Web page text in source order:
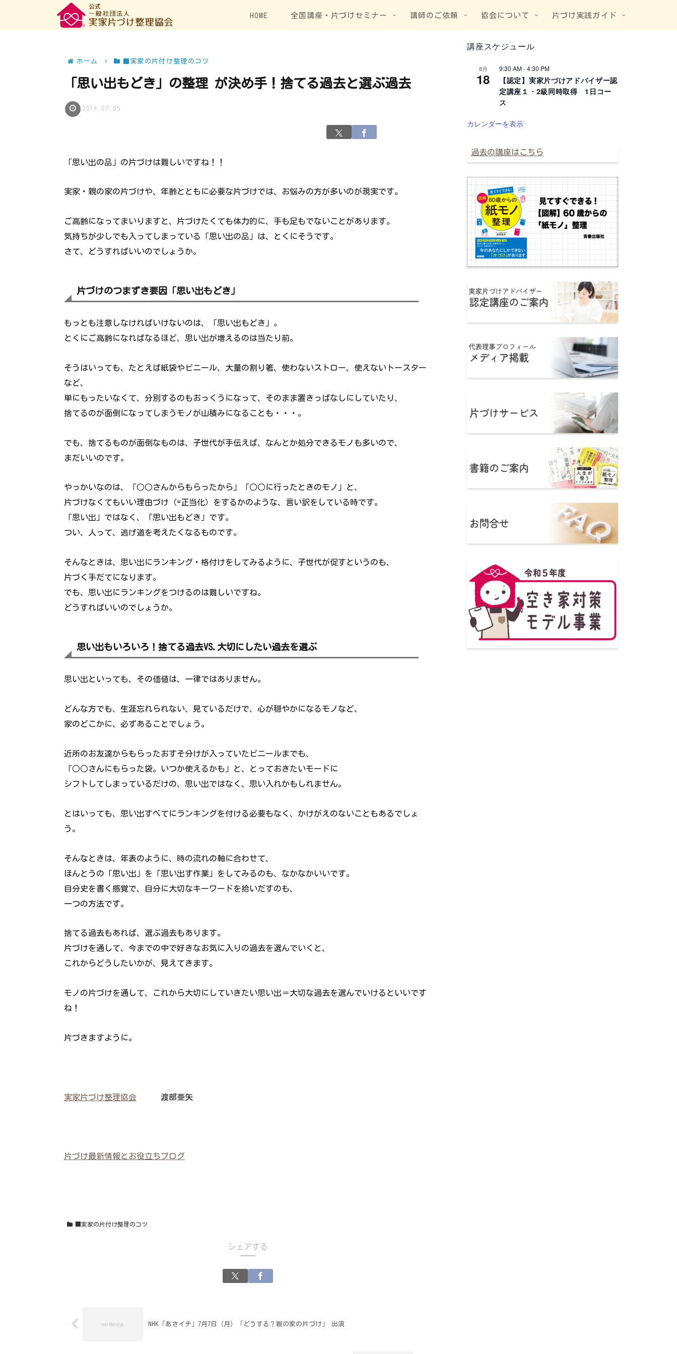
HOME 全国講座・片づけセミナー 講師のご依頼 協会について 片づけ実践ガイド
ホーム ■実家の片付け整理のコツ
「思い出もどき」の整理 が決め手！捨てる過去と選ぶ過去
2014.07.05
「思い出の品」の片づけは難しいですね！！
実家・親の家の片づけや、年齢とともに必要な片づけでは、お悩みの方が多いのが現実です。
ご高齢になってまいりますと、片づけたくても体力的に、手も足もでないことがあります。
気持ちが少しでも入ってしまっている「思い出の品」は、とくにそうです。
さて、どうすればいいのでしょうか。
片づけのつまずき要因「思い出もどき」
もっとも注意しなければいけないのは、「思い出もどき」。
とくにご高齢になればなるほど、思い出が増えるのは当たり前。
そうはいっても、たとえば紙袋やビニール、大量の割り箸、使わないストロー、使えないトースター
など、
単にもったいなくて、分別するのもおっくうになって、そのまま置きっぱなしにしていたり、
捨てるのが面倒になってしまうモノが山積みになることも・・・。
でも、捨てるものが面倒なものは、子世代が手伝えば、なんとか処分できるモノも多いので、
まだいいのです。
やっかいなのは、「○○さんからもらったから」「○○に行ったときのモノ」と、
片づけなくてもいい理由づけ（=正当化）をするかのような、言い訳をしている時です。
「思い出」ではなく、「思い出もどき」です。
つい、人って、逃げ道を考えたくなるものです。
そんなときは、思い出にランキング・格付けをしてみるように、子世代が促すというのも、
片づく手だてになります。
でも、思い出にランキングをつけるのは難しいですね。
どうすればいいのでしょうか。
思い出もいろいろ！捨てる過去VS.大切にしたい過去を選ぶ
思い出といっても、その価値は、一律ではありません。
どんな方でも、生涯忘れられない、見ているだけで、心が穏やかになるモノなど、
家のどこかに、必ずあることでしょう。
近所のお友達からもらったおすそ分けが入っていたビニールまでも、
「○○さんにもらった袋。いつか使えるかも」と、とっておきたいモードに
シフトしてしまっているだけの、思い出ではなく、思い入れかもしれません。
とはいっても、思い出すべてにランキングを付ける必要もなく、かけがえのないこともあるでしょ
う。
そんなときは、年表のように、時の流れの軸に合わせて、
ほんとうの「思い出」を「思い出す作業」をしてみるのも、なかなかいいです。
自分史を書く感覚で、自分に大切なキーワードを拾いだすのも、
一つの方法です。
捨てる過去もあれば、選ぶ過去もあります。
片づけを通して、今までの中で好きなお気に入りの過去を選んでいくと、
これからどうしたいかが、見えてきます。
モノの片づけを通して、これから大切にしていきたい思い出＝大切な過去を選んでいけるといいです
ね！
片づきますように。
実家片づけ整理協会 渡部亜矢
片づけ最新情報とお役立ちブログ
■実家の片付け整理のコツ
シェアする
NHK「あさイチ」7月7日（月）「どうする？親の家の片づけ」 出演
講座スケジュール
8月
18
9:30 AM-4:30 PM
【認定】実家片づけアドバイザー認
定講座１・2級同時取得 1日コー
ス
カレンダーを表示
過去の講座はこちら